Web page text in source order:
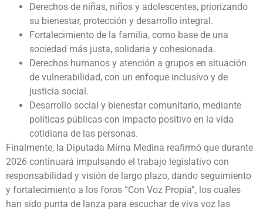
Derechos de niñas, niños y adolescentes, priorizando
su bienestar, protección y desarrollo integral.
Fortalecimiento de la familia, como base de una
sociedad más justa, solidaria y cohesionada.
Derechos humanos y atención a grupos en situación
de vulnerabilidad, con un enfoque inclusivo y de
justicia social.
Desarrollo social y bienestar comunitario, mediante
políticas públicas con impacto positivo en la vida
cotidiana de las personas.
Finalmente, la Diputada Mirna Medina reafirmó que durante
2026 continuará impulsando el trabajo legislativo con
responsabilidad y visión de largo plazo, dando seguimiento
y fortalecimiento a los foros “Con Voz Propia”, los cuales
han sido punta de lanza para escuchar de viva voz las